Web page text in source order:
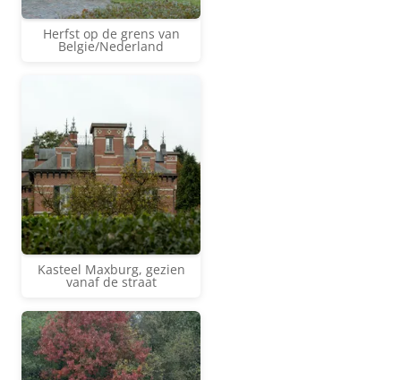
Herfst op de grens van
Belgie/Nederland
Kasteel Maxburg, gezien
vanaf de straat